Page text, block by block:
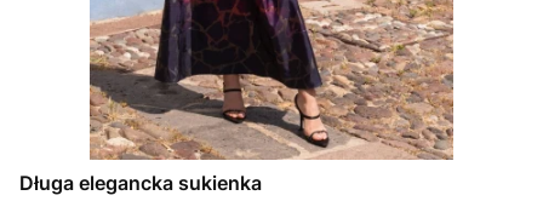
Długa elegancka sukienka